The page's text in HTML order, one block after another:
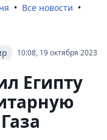
Все новости
10:08, 19 октября 2023
Египту